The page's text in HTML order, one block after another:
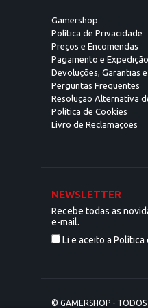
7.1
Estéreo
CERTIFICAÇÃO
80 Plus
80 Plus
iOS
Gamershop
Política de Privacidade
Preços e Encomendas
Pagamento e Expedição
Devoluções, Garantias
Perguntas Frequentes
Resolução Alternativa
Política de Cookies
Livro de Reclamações
NEWSLETTER
Recebe todas as
e-mail.
Li e aceito a Política
© GAMERSHOP - TODOS